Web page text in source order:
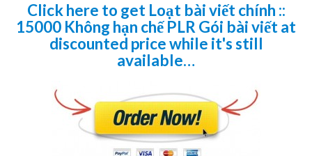
Click here to get Loạt bài viết chính ::
15000 Không hạn chế PLR Gói bài viết at
discounted price while it's still
available…